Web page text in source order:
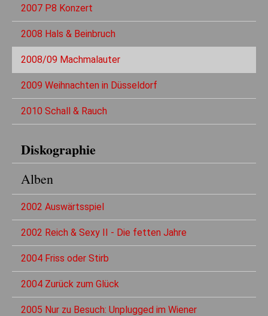
2007 P8 Konzert
2008 Hals & Beinbruch
2008/09 Machmalauter
2009 Weihnachten in Düsseldorf
2010 Schall & Rauch
Diskographie
Alben
2002 Auswärtsspiel
2002 Reich & Sexy II - Die fetten Jahre
2004 Friss oder Stirb
2004 Zurück zum Glück
2005 Nur zu Besuch: Unplugged im Wiener